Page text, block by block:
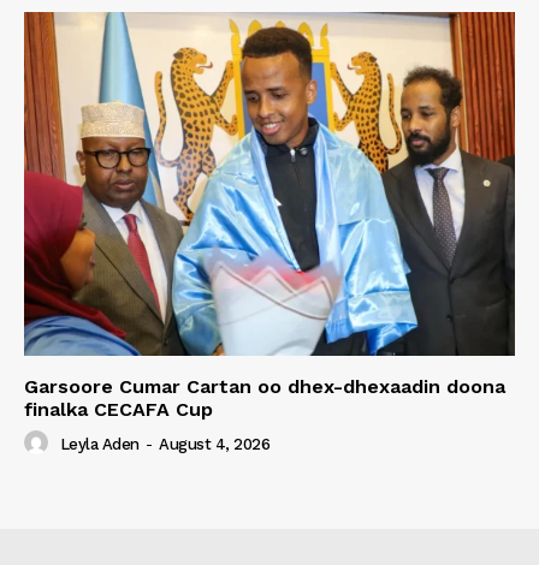
Garsoore Cumar Cartan oo dhex-dhexaadin doona
finalka CECAFA Cup
Leyla Aden - August 4, 2026